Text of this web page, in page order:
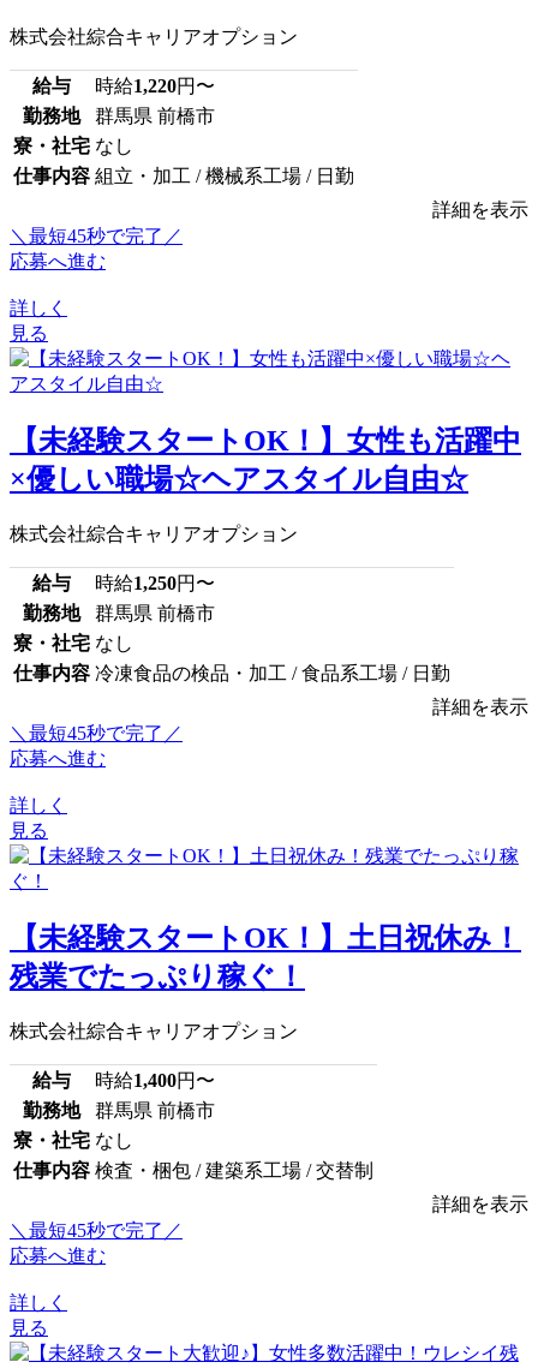
株式会社綜合キャリアオプション
給与 時給1,220円〜
勤務地
群馬県 前橋市
寮・社宅 なし
仕事内容 組立・加工 / 機械系工場 / 日勤
詳細を表示
＼最短45秒で完了／
応募へ進む
詳しく
見る
【未経験スタートOK！】女性も活躍中
×優しい職場☆ヘアスタイル自由☆
株式会社綜合キャリアオプション
給与 時給1,250円〜
勤務地
群馬県 前橋市
寮・社宅 なし
仕事内容 冷凍食品の検品・加工 / 食品系工場 / 日勤
詳細を表示
＼最短45秒で完了／
応募へ進む
詳しく
見る
【未経験スタートOK！】土日祝休み！
残業でたっぷり稼ぐ！
株式会社綜合キャリアオプション
給与 時給1,400円〜
勤務地
群馬県 前橋市
寮・社宅 なし
仕事内容 検査・梱包 / 建築系工場 / 交替制
詳細を表示
＼最短45秒で完了／
応募へ進む
詳しく
見る